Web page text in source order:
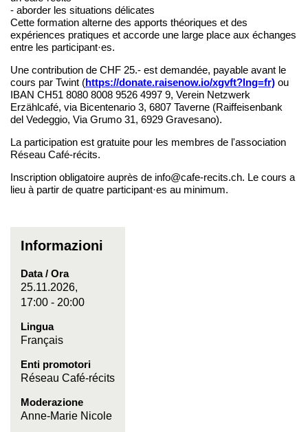
- aborder les situations délicates
Cette formation alterne des apports théoriques et des
expériences pratiques et accorde une large place aux échanges
entre les participant·es.
Une contribution de CHF 25.- est demandée, payable avant le
cours par Twint (https://donate.raisenow.io/xgvft?lng=fr) ou
IBAN CH51 8080 8008 9526 4997 9, Verein Netzwerk
Erzählcafé, via Bicentenario 3, 6807 Taverne (Raiffeisenbank
del Vedeggio, Via Grumo 31, 6929 Gravesano).
La participation est gratuite pour les membres de l'association
Réseau Café-récits.
Inscription obligatoire auprès de info@cafe-recits.ch. Le cours a
lieu à partir de quatre participant·es au minimum.
Informazioni
Data / Ora
25.11.2026,
17:00 - 20:00
Lingua
Français
Enti promotori
Réseau Café-récits
Moderazione
Anne-Marie Nicole